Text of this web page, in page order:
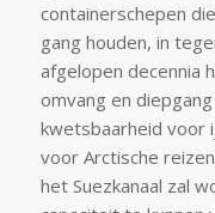
containerschepen
gang houden, in
afgelopen decennia
omvang en
kwetsbaarheid voor
voor Arctische
het Suezkanaal zal